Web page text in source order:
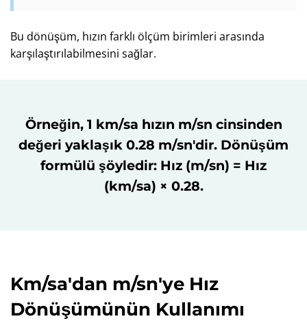
Bu dönüşüm, hızın farklı ölçüm birimleri arasında
karşılaştırılabilmesini sağlar.
Örneğin, 1 km/sa hızın m/sn cinsinden
değeri yaklaşık 0.28 m/sn'dir. Dönüşüm
formülü şöyledir: Hız (m/sn) = Hız
(km/sa) × 0.28.
Km/sa'dan m/sn'ye Hız
Dönüşümünün Kullanımı